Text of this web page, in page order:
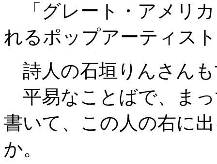
「グレート・アメリ
れるポップアーティス
詩人の石垣りんさん
平易なことばで、ま
書いて、この人の右に
か。